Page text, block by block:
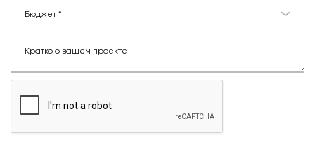
Бюджет *
Кратко о вашем проекте